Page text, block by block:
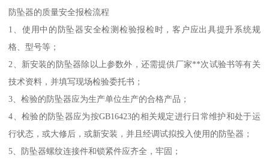
防坠器的质量安全报检流程
1、使用中的防坠器安全检测检验报检时，客户应出具提升系统规
格、型号等；
2、新安装的防坠器除以上参数外，还需提供厂家**次试验书等有关
技术资料，并填写现场检验委托书；
3、检验的防坠器应为生产单位生产的合格产品；
4、检验的防坠器应为按GB16423的相关规定进行日常维护和处于运
行状态，或大修后，或新安装，并且经调试拟投入使用的防坠器；
5、防坠器螺纹连接件和锁紧件应齐全，牢固；